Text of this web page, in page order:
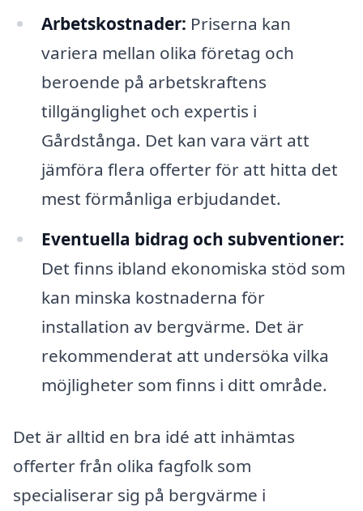
Arbetskostnader: Priserna kan
variera mellan olika företag och
beroende på arbetskraftens
tillgänglighet och expertis i
Gårdstånga. Det kan vara värt att
jämföra flera offerter för att hitta det
mest förmånliga erbjudandet.
Eventuella bidrag och subventioner:
Det finns ibland ekonomiska stöd som
kan minska kostnaderna för
installation av bergvärme. Det är
rekommenderat att undersöka vilka
möjligheter som finns i ditt område.
Det är alltid en bra idé att inhämtas
offerter från olika fagfolk som
specialiserar sig på bergvärme i